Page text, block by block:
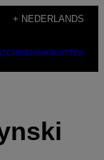
+ NEDERLANDS
NEWSLETTER